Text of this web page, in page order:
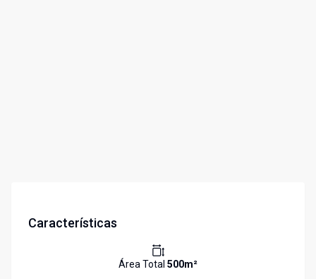
Características
Área Total 500m²